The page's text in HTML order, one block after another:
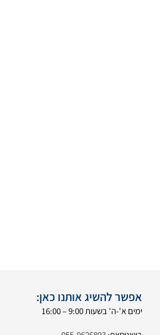
אפשר להשיג אותנו כאן:
ימים א'-ה' בשעות 9:00 – 16:00